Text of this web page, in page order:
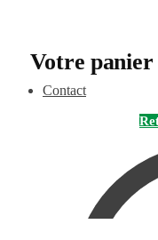
Contact
Votre panier